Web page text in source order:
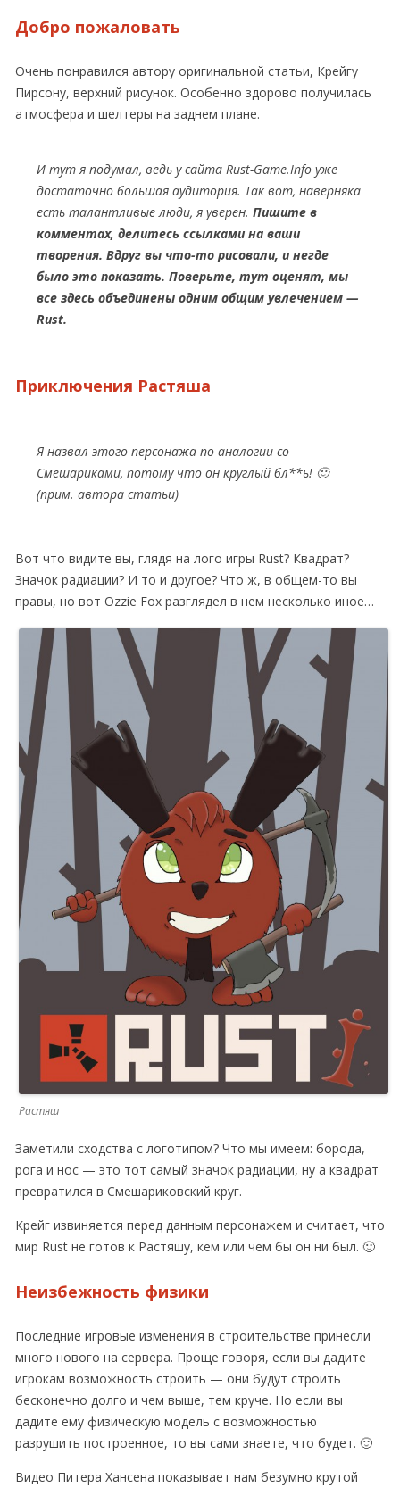
Добро пожаловать
Очень понравился автору оригинальной статьи, Крейгу
Пирсону, верхний рисунок. Особенно здорово получилась
атмосфера и шелтеры на заднем плане.
И тут я подумал, ведь у сайта Rust-Game.Info уже
достаточно большая аудитория. Так вот, наверняка
есть талантливые люди, я уверен. Пишите в
комментах, делитесь ссылками на ваши
творения. Вдруг вы что-то рисовали, и негде
было это показать. Поверьте, тут оценят, мы
все здесь объединены одним общим увлечением —
Rust.
Приключения Растяша
Я назвал этого персонажа по аналогии со
Смешариками, потому что он круглый бл**ь! 🙂
(прим. автора статьи)
Вот что видите вы, глядя на лого игры Rust? Квадрат?
Значок радиации? И то и другое? Что ж, в общем-то вы
правы, но вот Ozzie Fox разглядел в нем несколько иное…
Растяш
Заметили сходства с логотипом? Что мы имеем: борода,
рога и нос — это тот самый значок радиации, ну а квадрат
превратился в Смешариковский круг.
Крейг извиняется перед данным персонажем и считает, что
мир Rust не готов к Растяшу, кем или чем бы он ни был. 🙂
Неизбежность физики
Последние игровые изменения в строительстве принесли
много нового на сервера. Проще говоря, если вы дадите
игрокам возможность строить — они будут строить
бесконечно долго и чем выше, тем круче. Но если вы
дадите ему физическую модель с возможностью
разрушить построенное, то вы сами знаете, что будет. 🙂
Видео Питера Хансена показывает нам безумно крутой